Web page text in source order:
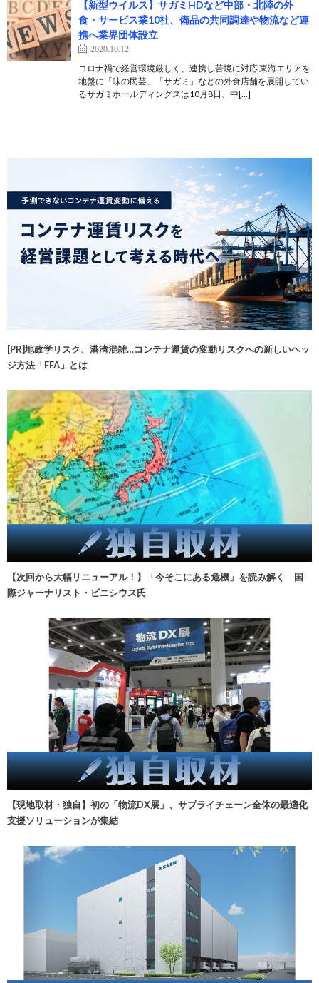
【新型ウイルス】サガミHDなど中部・北陸の外
食・サービス業10社、備品の共同調達や物流など連
携へ業界団体設立
2020.10.12
コロナ禍で経営環境厳しく、連携し苦境に対応 東海エリアを
地盤に「味の民芸」「サガミ」などの外食店舗を展開してい
るサガミホールディングスは10月8日、中[…]
[PR]地政学リスク、港湾混雑…コンテナ運賃の変動リスクへの新しいヘッ
ジ方法「FFA」とは
【次回から大幅リニューアル！】「今そこにある危機」を読み解く 国
際ジャーナリスト・ビニシウス氏
【現地取材・独自】初の「物流DX展」、サプライチェーン全体の最適化
支援ソリューションが集結